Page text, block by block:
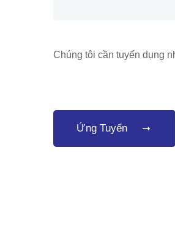
Chúng tôi cần tuyển dụng
Ứng Tuyển